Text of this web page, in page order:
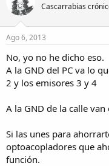
Cascarrabias
Ago 6, 2013
No, yo no he dicho eso.
A la GND del PC va lo
2 y los emisores 3 y 4
A la GND de la calle
Si las unes para
optoacopladores que
función.